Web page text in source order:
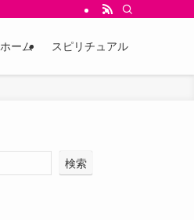
ホーム スピリチュアル
検索